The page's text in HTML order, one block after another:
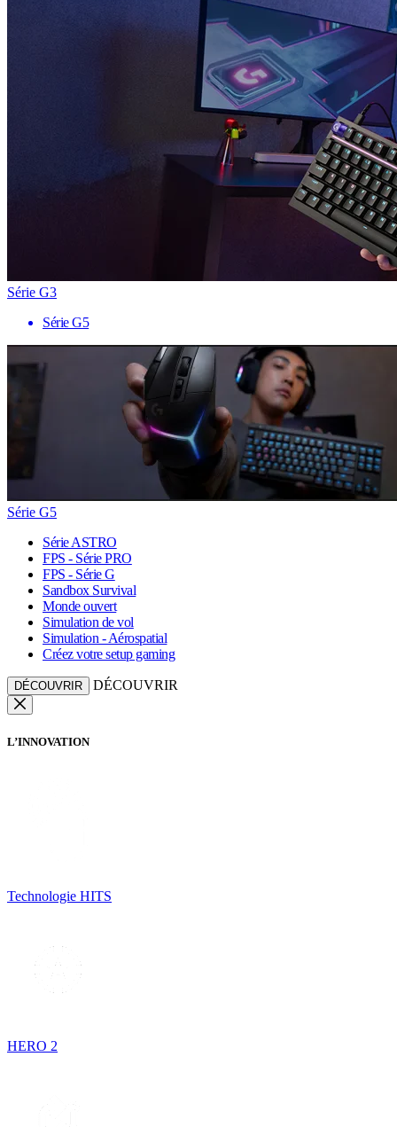
Série G3
Série G5
Série G5
Série ASTRO
FPS - Série PRO
FPS - Série G
Sandbox Survival
Monde ouvert
Simulation de vol
Simulation - Aérospatial
Créez votre setup gaming
DÉCOUVRIR DÉCOUVRIR
L’INNOVATION
Technologie HITS
HERO 2